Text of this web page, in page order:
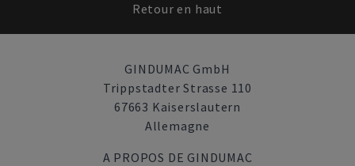
Retour en haut
GINDUMAC GmbH
Trippstadter Strasse 110
67663 Kaiserslautern
Allemagne
A PROPOS DE GINDUMAC